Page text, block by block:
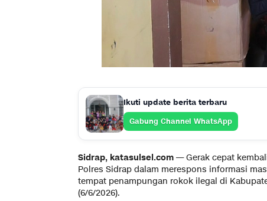
Ikuti update berita terbaru
Gabung Channel WhatsApp
Sidrap, katasulsel.com —Gerak cepat
Polres Sidrap dalam merespons informasi
tempat penampungan rokok ilegal di
(6/6/2026).